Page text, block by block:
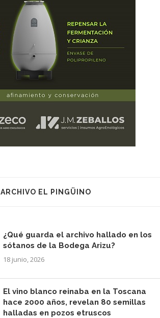
ARCHIVO EL PINGÜINO
¿Qué guarda el archivo hallado en los
sótanos de la Bodega Arizu?
18 junio, 2026
El vino blanco reinaba en la Toscana
hace 2000 años, revelan 80 semillas
halladas en pozos etruscos